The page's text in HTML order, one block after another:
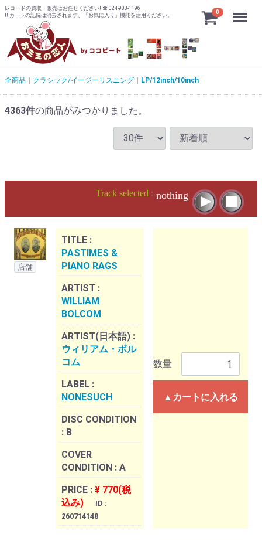
レコードの買取・販売はお任せください! ☎ 024-983-1196
!! カートの記録は消去されます、「お気に入り」機能を活用ください。
0 Menu
全商品 クラシック/イージーリスニング LP/12inch/10inch
4363件の商品がみつかりました。
Track selected : nothing
店舗
TITLE :
PASTIMES &
PIANO RAGS
ARTIST :
WILLIAM
BOLCOM
ARTIST(日本語) :
ウィリアム・ボル
コム
LABEL :
NONESUCH
DISC CONDITION
: B
COVER
CONDITION : A
PRICE : ¥ 770(税
込み)
ID :
260714148
数量
▲カートに入れる